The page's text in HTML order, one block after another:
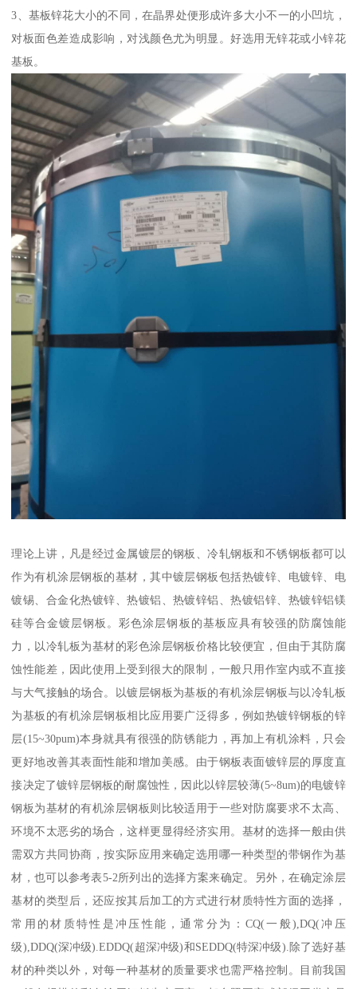
3、基板锌花大小的不同，在晶界处便形成许多大小不一的小凹坑，
对板面色差造成影响，对浅颜色尤为明显。好选用无锌花或小锌花
基板。
理论上讲，凡是经过金属镀层的钢板、冷轧钢板和不锈钢板都可以
作为有机涂层钢板的基材，其中镀层钢板包括热镀锌、电镀锌、电
镀锡、合金化热镀锌、热镀铝、热镀锌铝、热镀铝锌、热镀锌铝镁
硅等合金镀层钢板。彩色涂层钢板的基板应具有较强的防腐蚀能
力，以冷轧板为基材的彩色涂层钢板价格比较便宜，但由于其防腐
蚀性能差，因此使用上受到很大的限制，一般只用作室内或不直接
与大气接触的场合。以镀层钢板为基板的有机涂层钢板与以冷轧板
为基板的有机涂层钢板相比应用要广泛得多，例如热镀锌钢板的锌
层(15~30pum)本身就具有很强的防锈能力，再加上有机涂料，只会
更好地改善其表面性能和增加美感。由于钢板表面镀锌层的厚度直
接决定了镀锌层钢板的耐腐蚀性，因此以锌层较薄(5~8um)的电镀锌
钢板为基材的有机涂层钢板则比较适用于一些对防腐要求不太高、
环境不太恶劣的场合，这样更显得经济实用。基材的选择一般由供
需双方共同协商，按实际应用来确定选用哪一种类型的带钢作为基
材，也可以参考表5-2所列出的选择方案来确定。另外，在确定涂层
基材的类型后，还应按其后加工的方式进行材质特性方面的选择，
常用的材质特性是冲压性能，通常分为：CQ(一般),DQ(冲压
级),DDQ(深冲级).EDDQ(超深冲级)和SEDDQ(特深冲级).除了选好基
材的种类以外，对每一种基材的质量要求也需严格控制。目前我国